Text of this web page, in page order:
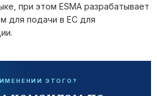
при этом ESMA разрабатывает
для подачи в EC для
ЭТОГО?